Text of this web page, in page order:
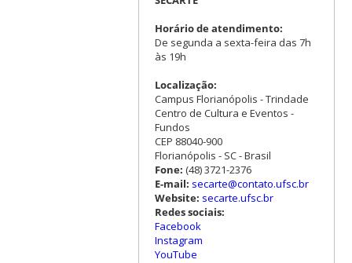
Horário de atendimento:
De segunda a sexta-feira das 7h
às 19h
Localização:
Campus Florianópolis - Trindade
Centro de Cultura e Eventos -
Fundos
CEP 88040-900
Florianópolis - SC - Brasil
Fone: (48) 3721-2376
E-mail: secarte@contato.ufsc.br
Website: secarte.ufsc.br
Redes sociais:
Facebook
Instagram
YouTube